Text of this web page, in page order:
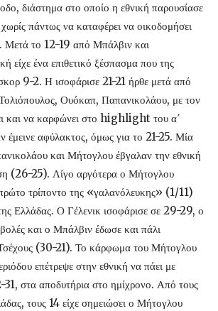
διάστημα στο οποίο η εθνική παρουσίασε
πάντως να καταφέρει να οικοδομήσει
Μετά το 12-19 από Μπάλβιν και
είχε ένα επιθετικό ξέσπασμα που της
9-2. Η ισοφάρισε 21-21 ήρθε μετά από
Ουόκαπ, Παπανικολάου, με τον
και να καρφώνει στο highlight του α΄
έμεινε αφύλακτος, όμως για το 21-25. Μία
και Μήτογλου έβγαλαν την εθνική
(26-25). Λίγο αργότερα ο Μήτογλου
τρίποντο της «γαλανόλευκης» (1/11)
Ελλάδας. Ο Γέλενικ ισοφάρισε σε 29-29, ο
και ο Μπάλβιν έδωσε και πάλι
(30-21). Το κάρφωμα του Μήτογλου
επέτρεψε στην εθνική να πάει με
στα αποδυτήρια στο ημίχρονο. Από τους
τους 14 είχε σημειώσει ο Μήτογλου